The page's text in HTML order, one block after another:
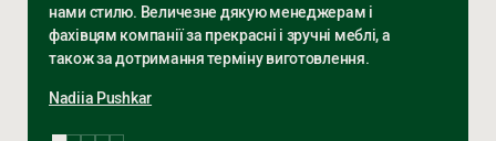
нами стилю. Величезне дякую менеджерам і
фахівцям компанії за прекрасні і зручні меблі, а
також за дотримання терміну виготовлення.
Nadiia Pushkar